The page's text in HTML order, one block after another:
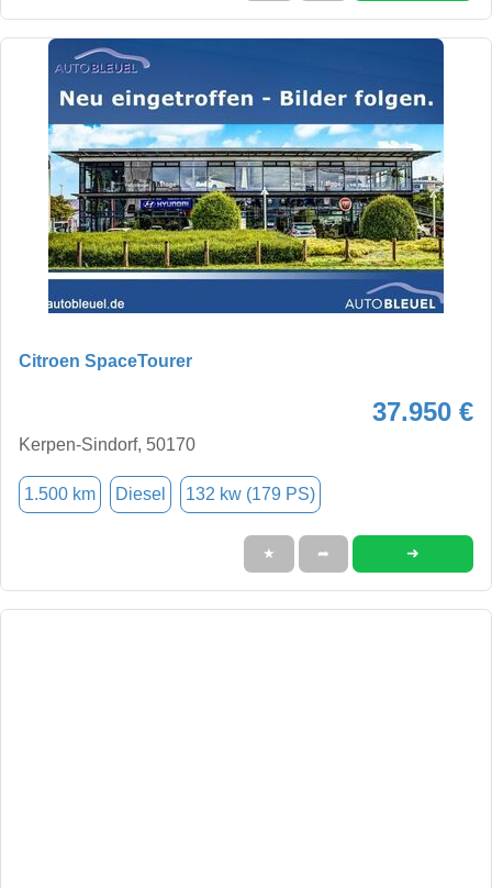
Citroen SpaceTourer
37.950 €
Kerpen-Sindorf, 50170
1.500 km Diesel 132 kw (179 PS)
★ ➦ ➜